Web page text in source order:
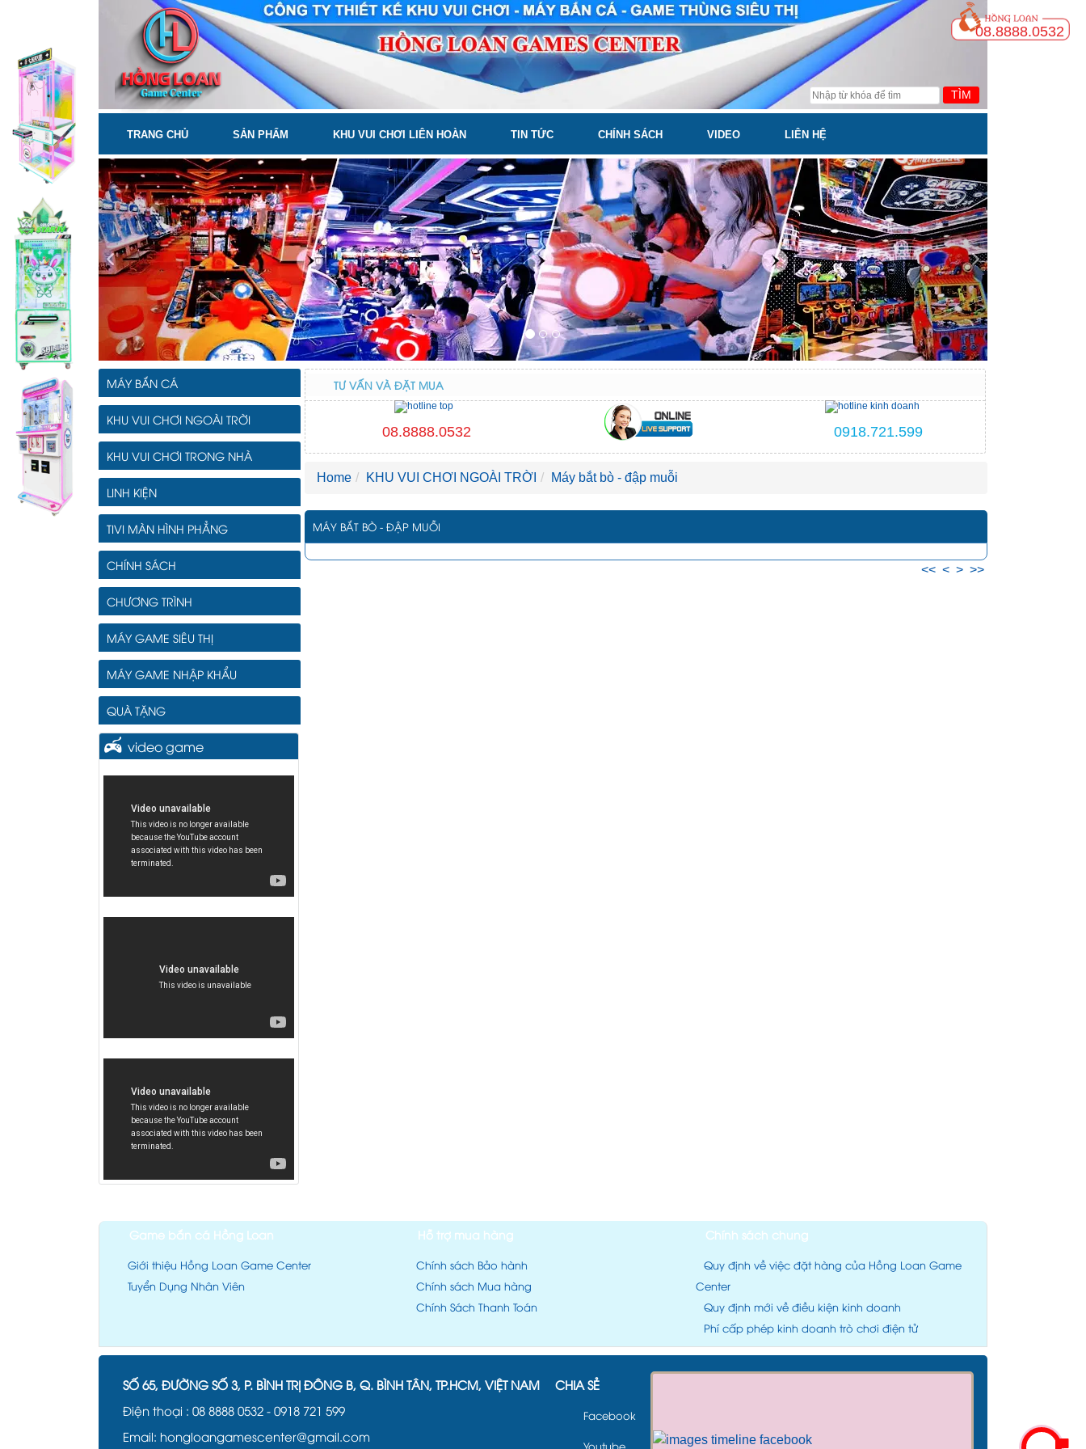
08.8888.0532
TÌM
TRANG CHỦ SẢN PHẨM KHU VUI CHƠI LIÊN HOÀN TIN TỨC CHÍNH SÁCH VIDEO LIÊN HỆ
Previous Next
MÁY BẮN CÁ
KHU VUI CHƠI NGOÀI TRỜI
KHU VUI CHƠI TRONG NHÀ
LINH KIỆN
TIVI MÀN HÌNH PHẲNG
CHÍNH SÁCH
CHƯƠNG TRÌNH
MÁY GAME SIÊU THỊ
MÁY GAME NHẬP KHẨU
QUÀ TẶNG
video game
TƯ VẤN VÀ ĐẶT MUA
08.8888.0532 0918.721.599
Home KHU VUI CHƠI NGOÀI TRỜI Máy bắt bò - đập muỗi
MÁY BẮT BÒ - ĐẬP MUỖI
<< < > >>
Game bắn cá Hồng Loan
Giới thiệu Hồng Loan Game Center
Tuyển Dụng Nhân Viên
Hỗ trợ mua hàng
Chính sách Bảo hành
Chính sách Mua hàng
Chính Sách Thanh Toán
Chính sách chung
Quy định về việc đặt hàng của Hồng Loan Game
Center
Quy định mới về điều kiện kinh doanh
Phí cấp phép kinh doanh trò chơi điện tử
SỐ 65, ĐƯỜNG SỐ 3, P. BÌNH TRỊ ĐÔNG B, Q. BÌNH TÂN, TP.HCM, VIỆT NAM
Điện thoại : 08 8888 0532 - 0918 721 599
Email: hongloangamescenter@gmail.com
CHIA SẺ
Facebook
Youtube